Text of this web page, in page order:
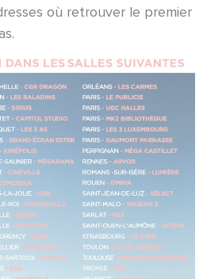
où retrouver le premier